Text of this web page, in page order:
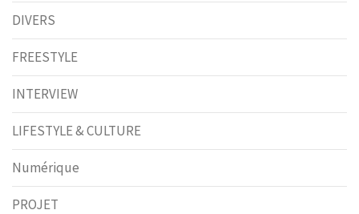
DIVERS
FREESTYLE
INTERVIEW
LIFESTYLE & CULTURE
Numérique
PROJET